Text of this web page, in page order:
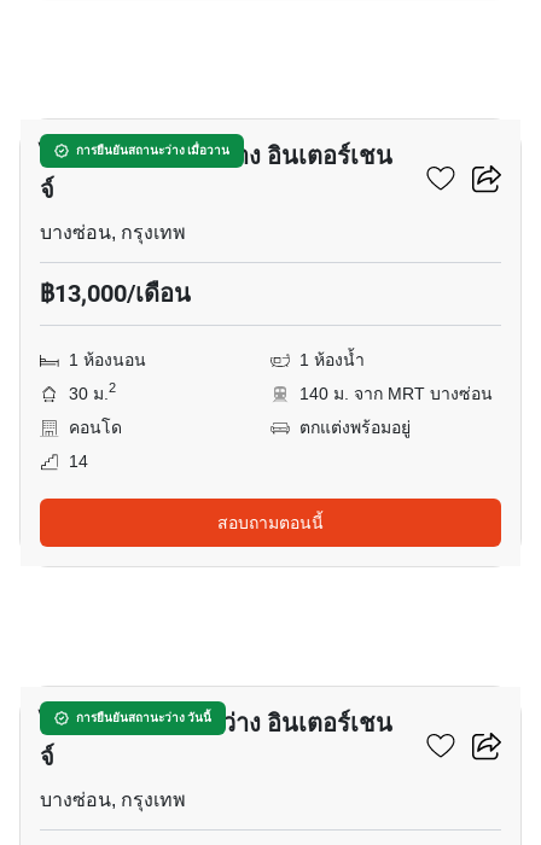
การยืนยันสถานะว่าง เมื่อวาน
ไอดีโอ โมบิ วงศ์สว่าง อินเตอร์เชน
จ์
บางซ่อน, กรุงเทพ
฿13,000/เดือน
1 ห้องนอน
1 ห้องน้ำ
30 ม.2
140 ม. จาก MRT บางซ่อน
คอนโด
ตกแต่งพร้อมอยู่
14
สอบถามตอนนี้
การยืนยันสถานะว่าง วันนี้
ไอดีโอ โมบิ วงศ์สว่าง อินเตอร์เชน
จ์
บางซ่อน, กรุงเทพ